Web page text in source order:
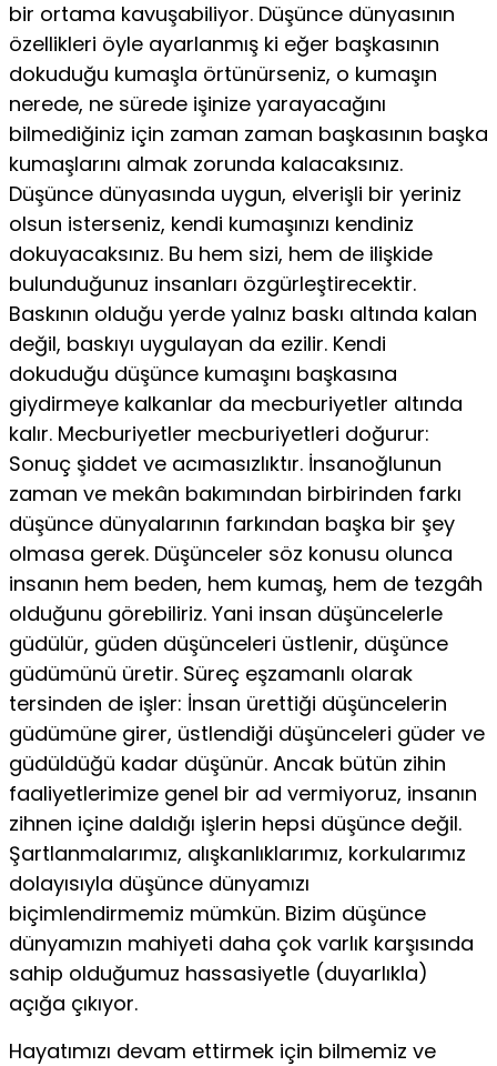
bir ortama kavuşabiliyor. Düşünce dünyasının
özellikleri öyle ayarlanmış ki eğer başkasının
dokuduğu kumaşla örtünürseniz, o kumaşın
nerede, ne sürede işinize yarayacağını
bilmediğiniz için zaman zaman başkasının başka
kumaşlarını almak zorunda kalacaksınız.
Düşünce dünyasında uygun, elverişli bir yeriniz
olsun isterseniz, kendi kumaşınızı kendiniz
dokuyacaksınız. Bu hem sizi, hem de ilişkide
bulunduğunuz insanları özgürleştirecektir.
Baskının olduğu yerde yalnız baskı altında kalan
değil, baskıyı uygulayan da ezilir. Kendi
dokuduğu düşünce kumaşını başkasına
giydirmeye kalkanlar da mecburiyetler altında
kalır. Mecburiyetler mecburiyetleri doğurur:
Sonuç şiddet ve acımasızlıktır. İnsanoğlunun
zaman ve mekân bakımından birbirinden farkı
düşünce dünyalarının farkından başka bir şey
olmasa gerek. Düşünceler söz konusu olunca
insanın hem beden, hem kumaş, hem de tezgâh
olduğunu görebiliriz. Yani insan düşüncelerle
güdülür, güden düşünceleri üstlenir, düşünce
güdümünü üretir. Süreç eşzamanlı olarak
tersinden de işler: İnsan ürettiği düşüncelerin
güdümüne girer, üstlendiği düşünceleri güder ve
güdüldüğü kadar düşünür. Ancak bütün zihin
faaliyetlerimize genel bir ad vermiyoruz, insanın
zihnen içine daldığı işlerin hepsi düşünce değil.
Şartlanmalarımız, alışkanlıklarımız, korkularımız
dolayısıyla düşünce dünyamızı
biçimlendirmemiz mümkün. Bizim düşünce
dünyamızın mahiyeti daha çok varlık karşısında
sahip olduğumuz hassasiyetle (duyarlıkla)
açığa çıkıyor.
Hayatımızı devam ettirmek için bilmemiz ve